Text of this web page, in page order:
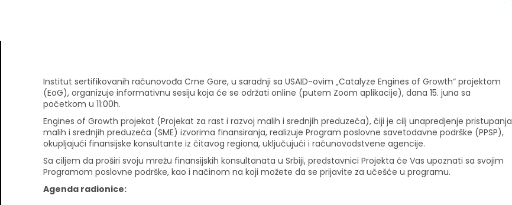
Institut sertifikovanih računovođa Crne Gore, u saradnji sa USAID-ovim „Catalyze Engines of Growth“ projektom
(EoG), organizuje informativnu sesiju koja će se održati online (putem Zoom aplikacije), dana 15. juna sa
početkom u 11:00h.
Engines of Growth projekat (Projekat za rast i razvoj malih i srednjih preduzeća), čiji je cilj unapredjenje pristupanja
malih i srednjih preduzeća (SME) izvorima finansiranja, realizuje Program poslovne savetodavne podrške (PPSP),
okupljajući finansijske konsultante iz čitavog regiona, uključujući i računovodstvene agencije.
Sa ciljem da proširi svoju mrežu finansijskih konsultanata u Srbiji, predstavnici Projekta će Vas upoznati sa svojim
Programom poslovne podrške, kao i načinom na koji možete da se prijavite za učešće u programu.
Agenda radionice: